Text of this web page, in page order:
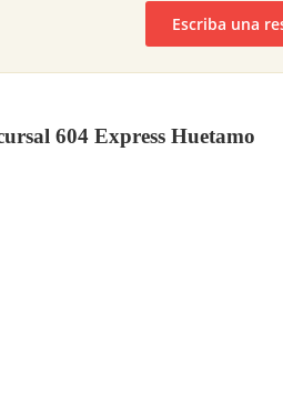
Escriba una
604 Express Huetamo